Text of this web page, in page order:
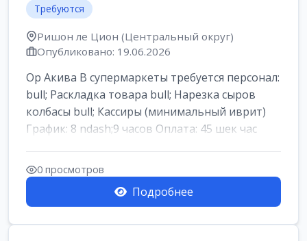
Требуются
Ришон ле Цион (Центральный округ)
Опубликовано: 19.06.2026
Ор Акива В супермаркеты требуется персонал:
bull; Раскладка товара bull; Нарезка сыров
колбасы bull; Кассиры (минимальный иврит)
График: 8 ndash;9 часов Оплата: 45 шек час
0 просмотров
Подробнее